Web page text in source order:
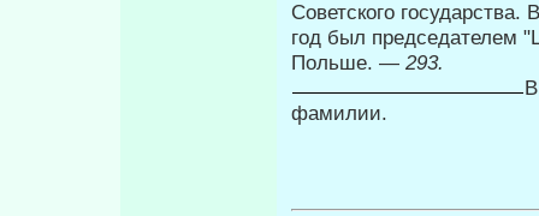
Советского
год был председателем
Польше. — 293.
фамилии.